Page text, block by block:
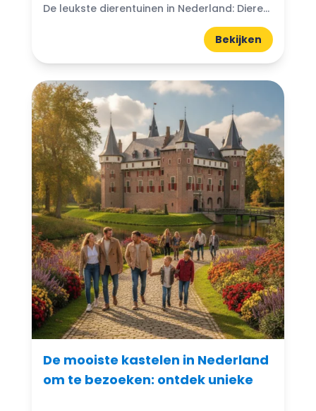
De leukste dierentuinen in Nederland: Dierentuinen in Nederland zijn echte trekpleisters voor jong en oud. Ze bieden niet alleen de kans om exotische dieren van dichtbij te zien, maar ook...
Bekijken
De mooiste kastelen in Nederland
om te bezoeken: ontdek unieke